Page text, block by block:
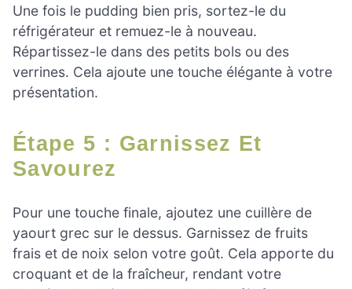
Une fois le pudding bien pris, sortez-le du
réfrigérateur et remuez-le à nouveau.
Répartissez-le dans des petits bols ou des
verrines. Cela ajoute une touche élégante à votre
présentation.
Étape 5 : Garnissez Et
Savourez
Pour une touche finale, ajoutez une cuillère de
yaourt grec sur le dessus. Garnissez de fruits
frais et de noix selon votre goût. Cela apporte du
croquant et de la fraîcheur, rendant votre